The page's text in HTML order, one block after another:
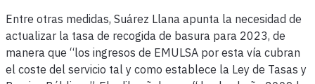
Entre otras medidas, Suárez Llana apunta la necesidad de
actualizar la tasa de recogida de basura para 2023, de
manera que “los ingresos de EMULSA por esta vía cubran
el coste del servicio tal y como establece la Ley de Tasas y